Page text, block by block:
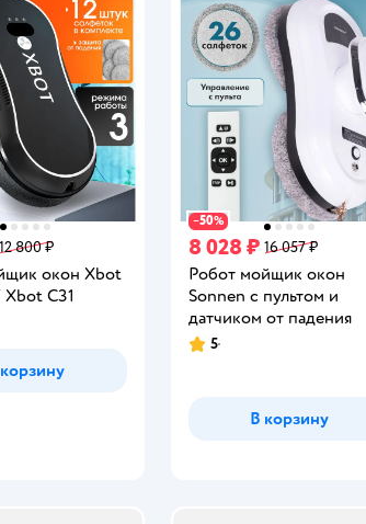
12 800 ₽
окон Xbot
Xbot С31
−50%
8 028 ₽ 16 057 ₽
Робот мойщик окон
Sonnen с пультом и
датчиком от падения
Рейтинг:
5
В корзину